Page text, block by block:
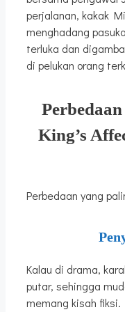
perjalanan, kakak
menghadang
terluka dan
di pelukan orang
King’s
Perbedaan yang
Kalau di drama,
putar, sehingga
memang kisah